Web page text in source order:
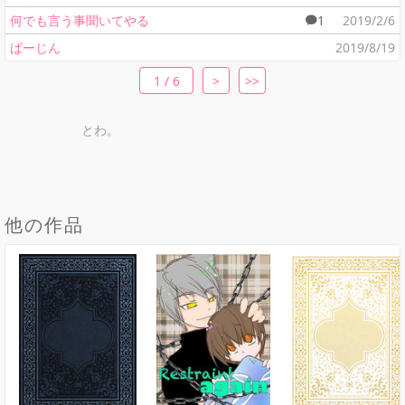
何でも言う事聞いてやる
1
2019/2/6
ばーじん
2019/8/19
1 / 6
> >>
とわ。
他の作品